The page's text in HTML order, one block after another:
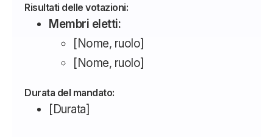
Risultati delle votazioni:
Membri eletti:
[Nome, ruolo]
[Nome, ruolo]
Durata del mandato:
[Durata]